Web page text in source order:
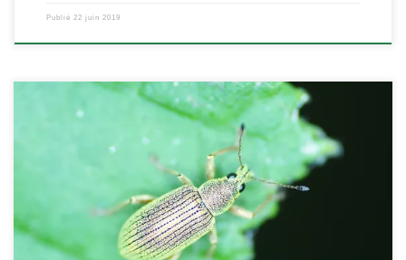
Publié 22 juin 2019
Ce petit charançon ressemble beaucoup au charançon de l’ortie,
avec lequel il est souvent confondu. Vous saurez bientôt
comment les distinguer. Le charançon vert soyeux Le polydruse
vert soyeux Polydrusus formosus Mayer,1779 (ex- Polydrusus
sericeus Schaller,1783) POSITION SYSTÉMATIQUE : Insecte,
Coléoptère Famille des Curculionidae ETYMOLOGIE : Polydrusus
(ou Polydrosus) veut dire « beaucoup de rosée » […]